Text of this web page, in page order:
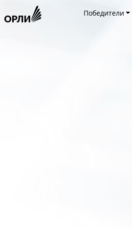
Победители